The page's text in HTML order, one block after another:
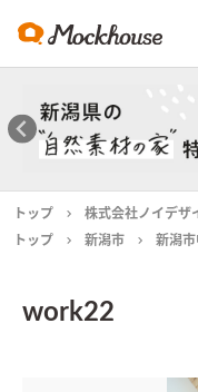
トップ 株式会社ノイデザ
トップ
新潟市 新潟市
work22